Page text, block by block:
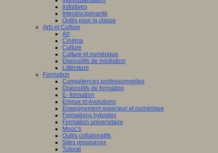
Initiatives
Interdisciplinarité
Outils pour la classe
Arts et Culture
Art
Cinéma
Culture
Culture et numérique
Dispositifs de médiation
Littérature
Formation
Compétences professionnelles
Dispositifs de formation
E- formation
Enjeux et évolutions
Enseignement supérieur et numérique
Formations hybrides
Formation universitaire
Mooc’s
Outils collaboratifs
Sites ressources
Tutorat